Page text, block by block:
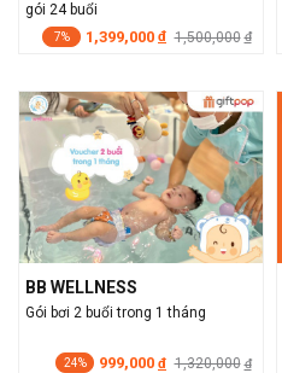
gói 24 buổi
7% 1,399,000 đ 1,500,000 đ
BB WELLNESS
Gói bơi 2 buổi trong 1 tháng
24% 999,000 đ 1,320,000 đ